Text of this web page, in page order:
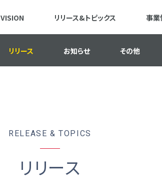
VISION リリース&トピックス 事業
リリース お知らせ その他
RELEASE & TOPICS
リリース